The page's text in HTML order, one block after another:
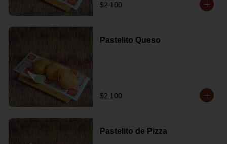
$2.100
Pastelito Queso
$2.100
Pastelito de Pizza